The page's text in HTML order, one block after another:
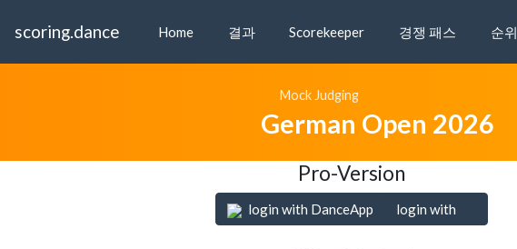
scoring.dance Home 결과 Scorekeeper 경쟁 패스 순위
Mock Judging
German Open 2026
Pro-Version
login with DanceApp login with